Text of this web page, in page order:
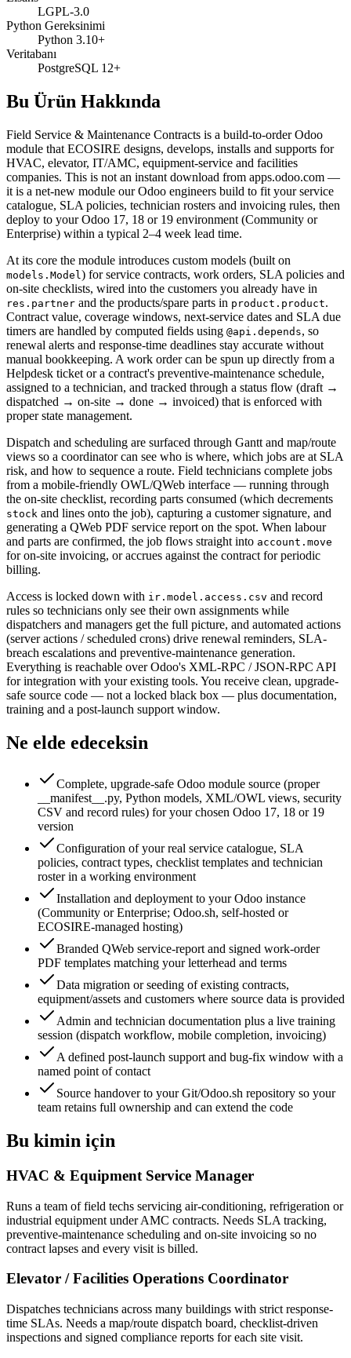
LGPL-3.0
Python Gereksinimi
Python 3.10+
Veritabanı
PostgreSQL 12+
Bu Ürün Hakkında
Field Service & Maintenance Contracts is a build-to-order Odoo
module that ECOSIRE designs, develops, installs and supports for
HVAC, elevator, IT/AMC, equipment-service and facilities
companies. This is not an instant download from apps.odoo.com —
it is a net-new module our Odoo engineers build to fit your service
catalogue, SLA policies, technician rosters and invoicing rules, then
deploy to your Odoo 17, 18 or 19 environment (Community or
Enterprise) within a typical 2–4 week lead time.
At its core the module introduces custom models (built on
models.Model) for service contracts, work orders, SLA policies and
on-site checklists, wired into the customers you already have in
res.partner and the products/spare parts in product.product.
Contract value, coverage windows, next-service dates and SLA due
timers are handled by computed fields using @api.depends, so
renewal alerts and response-time deadlines stay accurate without
manual bookkeeping. A work order can be spun up directly from a
Helpdesk ticket or a contract's preventive-maintenance schedule,
assigned to a technician, and tracked through a status flow (draft →
dispatched → on-site → done → invoiced) that is enforced with
proper state management.
Dispatch and scheduling are surfaced through Gantt and map/route
views so a coordinator can see who is where, which jobs are at SLA
risk, and how to sequence a route. Field technicians complete jobs
from a mobile-friendly OWL/QWeb interface — running through
the on-site checklist, recording parts consumed (which decrements
stock and lines onto the job), capturing a customer signature, and
generating a QWeb PDF service report on the spot. When labour
and parts are confirmed, the job flows straight into account.move
for on-site invoicing, or accrues against the contract for periodic
billing.
Access is locked down with ir.model.access.csv and record
rules so technicians only see their own assignments while
dispatchers and managers get the full picture, and automated actions
(server actions / scheduled crons) drive renewal reminders, SLA-
breach escalations and preventive-maintenance generation.
Everything is reachable over Odoo's XML-RPC / JSON-RPC API
for integration with your existing tools. You receive clean, upgrade-
safe source code — not a locked black box — plus documentation,
training and a post-launch support window.
Ne elde edeceksin
Complete, upgrade-safe Odoo module source (proper
__manifest__.py, Python models, XML/OWL views, security
CSV and record rules) for your chosen Odoo 17, 18 or 19
version
Configuration of your real service catalogue, SLA
policies, contract types, checklist templates and technician
roster in a working environment
Installation and deployment to your Odoo instance
(Community or Enterprise; Odoo.sh, self-hosted or
ECOSIRE-managed hosting)
Branded QWeb service-report and signed work-order
PDF templates matching your letterhead and terms
Data migration or seeding of existing contracts,
equipment/assets and customers where source data is provided
Admin and technician documentation plus a live training
session (dispatch workflow, mobile completion, invoicing)
A defined post-launch support and bug-fix window with a
named point of contact
Source handover to your Git/Odoo.sh repository so your
team retains full ownership and can extend the code
Bu kimin için
HVAC & Equipment Service Manager
Runs a team of field techs servicing air-conditioning, refrigeration or
industrial equipment under AMC contracts. Needs SLA tracking,
preventive-maintenance scheduling and on-site invoicing so no
contract lapses and every visit is billed.
Elevator / Facilities Operations Coordinator
Dispatches technicians across many buildings with strict response-
time SLAs. Needs a map/route dispatch board, checklist-driven
inspections and signed compliance reports for each site visit.